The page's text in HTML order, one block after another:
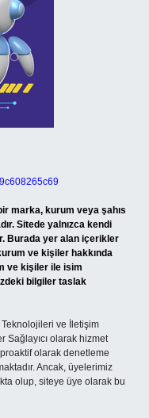
marka, kurum veya şahıs
Sitede yalnızca kendi
Burada yer alan içerikler
ve kişiler hakkında
ve kişiler ile isim
bilgiler taslak
ve İletişim
Sağlayıcı olarak hizmet
olarak denetleme
Ancak, üyelerimiz
olup, siteye üye olarak bu